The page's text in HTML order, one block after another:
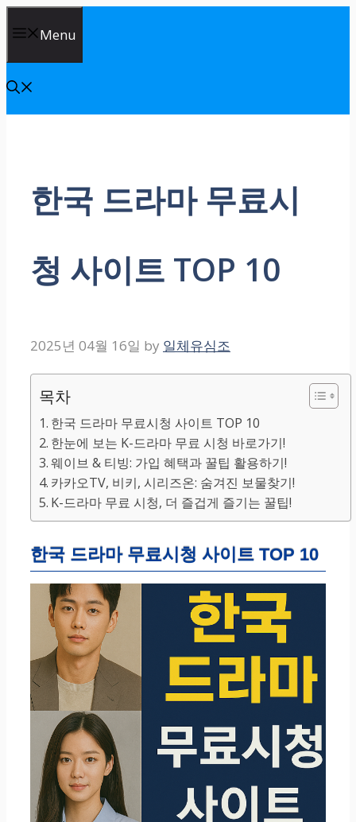
content
Menu
한국 드라마 무료시
청 사이트 TOP 10
2025년 04월 16일 by 일체유심조
목차
한국 드라마 무료시청 사이트 TOP 10
한눈에 보는 K-드라마 무료 시청 바로가기!
웨이브 & 티빙: 가입 혜택과 꿀팁 활용하기!
카카오TV, 비키, 시리즈온: 숨겨진 보물찾기!
K-드라마 무료 시청, 더 즐겁게 즐기는 꿀팁!
한국 드라마 무료시청 사이트 TOP 10